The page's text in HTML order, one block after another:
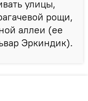
улицы,
рощи,
аллеи (ее
Эркиндик).